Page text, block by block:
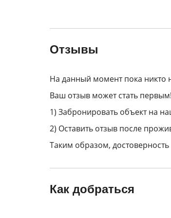
Отзывы
На данный момент пока никто
Ваш отзыв может стать
1) Забронировать объект на
2) Оставить отзыв после
Таким образом,
Как добраться